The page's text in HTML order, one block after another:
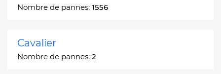
Nombre de pannes: 1556
Cavalier
Nombre de pannes: 2